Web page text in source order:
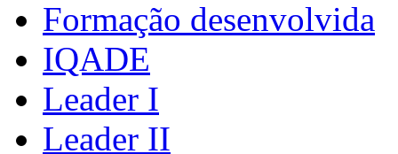
Formação desenvolvida
IQADE
Leader I
Leader II